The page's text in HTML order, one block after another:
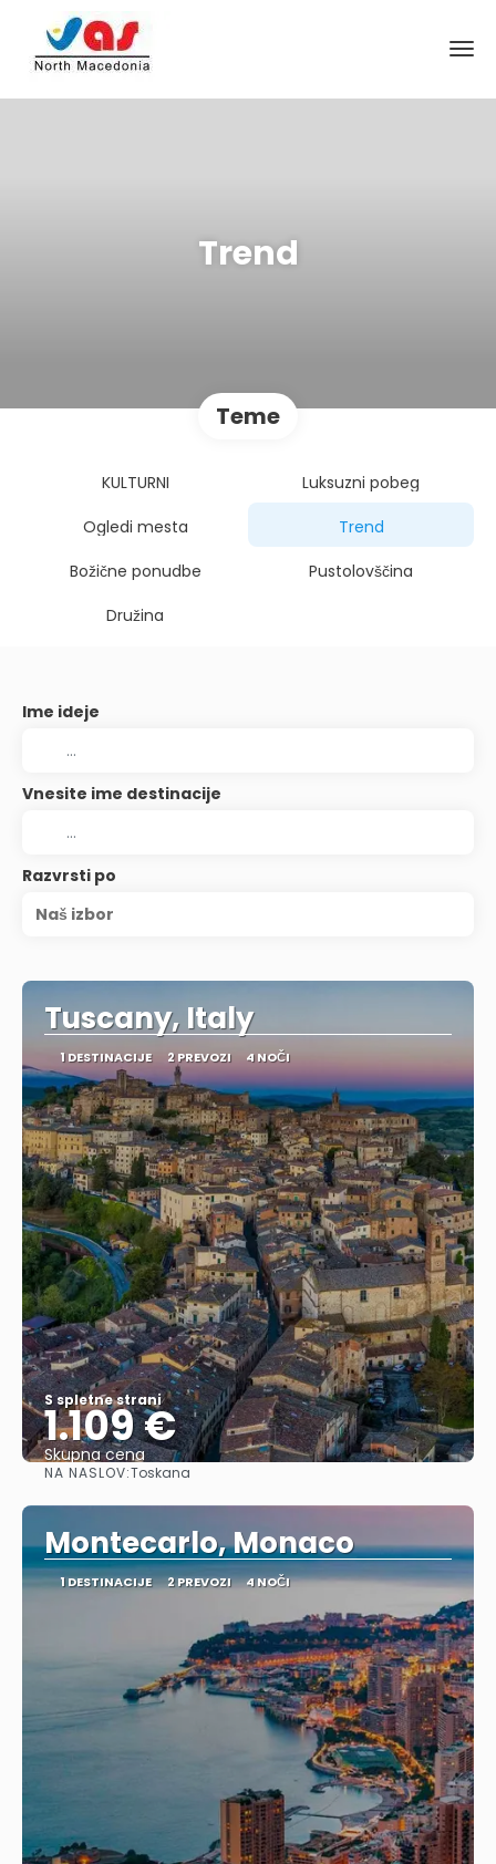
Trend
Teme
KULTURNI
Luksuzni pobeg
Ogledi mesta
Trend
Božične ponudbe
Pustolovščina
Družina
Ime ideje
Vnesite ime destinacije
Razvrsti po
Naš izbor
Tuscany, Italy
1 DESTINACIJE 2 PREVOZI 4 NOČI
S spletne strani
1.109 €
Skupna cena
NA NASLOV:Toskana
Montecarlo, Monaco
1 DESTINACIJE 2 PREVOZI 4 NOČI